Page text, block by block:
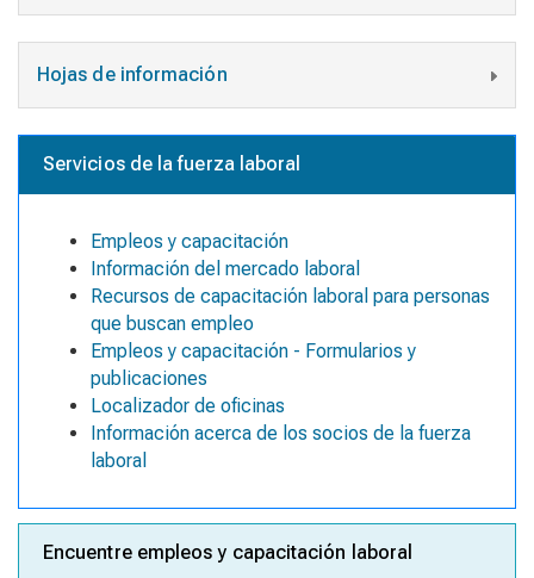
Hojas de información
Servicios de la fuerza laboral
Empleos y capacitación
Información del mercado laboral
Recursos de capacitación laboral para personas
que buscan empleo
Empleos y capacitación - Formularios y
publicaciones
Localizador de oficinas
Información acerca de los socios de la fuerza
laboral
Encuentre empleos y capacitación laboral